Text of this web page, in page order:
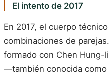
El intento de 2017
En 2017, el cuerpo
combinaciones de
formado con Chen Hung-
—también conocida como